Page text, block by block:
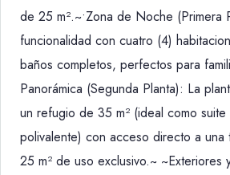
de 25 m².~•Zona de Noche (Primera
funcionalidad con cuatro (4)
baños completos, perfectos para
Panorámica (Segunda Planta): La
un refugio de 35 m² (ideal como
polivalente) con acceso directo a una
25 m² de uso exclusivo.~ ~Exteriores